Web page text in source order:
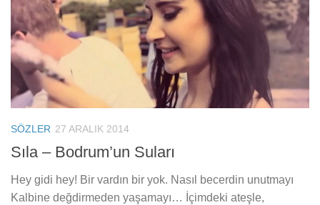
SÖZLER 27 ARALIK 2014
Sıla – Bodrum’un Suları
Hey gidi hey! Bir vardın bir yok. Nasıl becerdin unutmayı
Kalbine değdirmeden yaşamayı… İçimdeki ateşle,